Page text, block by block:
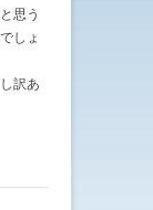
思う
しょ
訳あ